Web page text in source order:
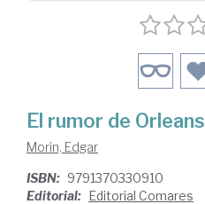
El rumor de Orleans
Morin, Edgar
ISBN: 9791370330910
Editorial: Editorial Comares